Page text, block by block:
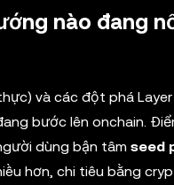
nào đang
và các đột phá
bước lên onchain.
dùng bận tâm seed
hơn, chi tiêu bằng